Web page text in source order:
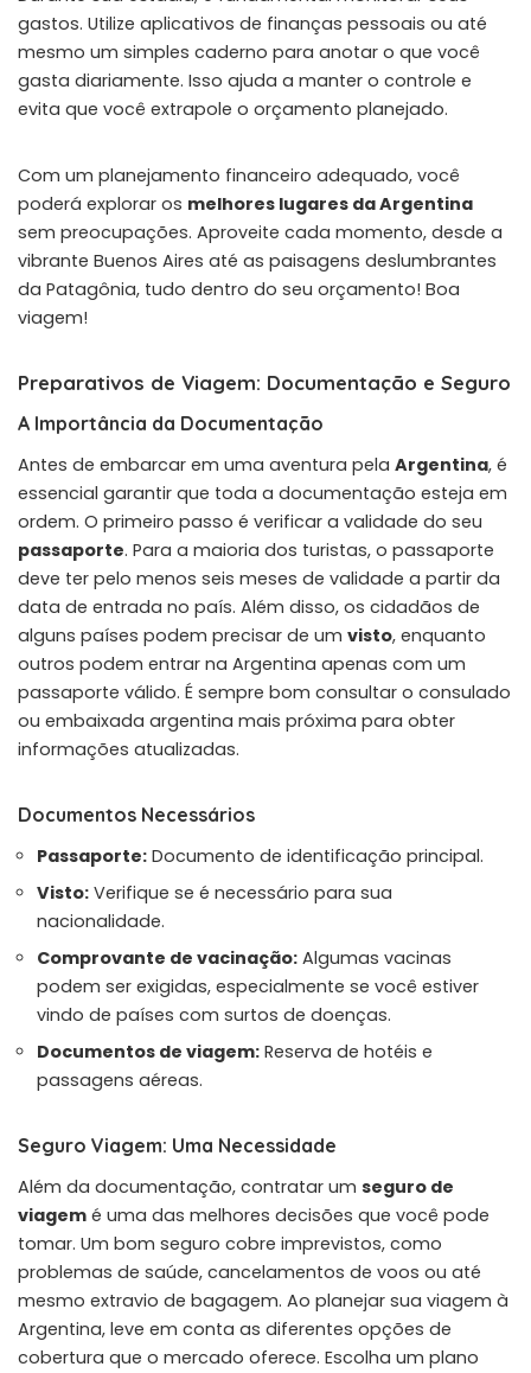
gastos. Utilize aplicativos de finanças pessoais ou até
mesmo um simples caderno para anotar o que você
gasta diariamente. Isso ajuda a manter o controle e
evita que você extrapole o orçamento planejado.
Com um planejamento financeiro adequado, você
poderá explorar os melhores lugares da Argentina
sem preocupações. Aproveite cada momento, desde a
vibrante Buenos Aires até as paisagens deslumbrantes
da Patagônia, tudo dentro do seu orçamento! Boa
viagem!
Preparativos de Viagem: Documentação e Seguro
A Importância da Documentação
Antes de embarcar em uma aventura pela Argentina, é
essencial garantir que toda a documentação esteja em
ordem. O primeiro passo é verificar a validade do seu
passaporte. Para a maioria dos turistas, o passaporte
deve ter pelo menos seis meses de validade a partir da
data de entrada no país. Além disso, os cidadãos de
alguns países podem precisar de um visto, enquanto
outros podem entrar na Argentina apenas com um
passaporte válido. É sempre bom consultar o consulado
ou embaixada argentina mais próxima para obter
informações atualizadas.
Documentos Necessários
Passaporte: Documento de identificação principal.
Visto: Verifique se é necessário para sua
nacionalidade.
Comprovante de vacinação: Algumas vacinas
podem ser exigidas, especialmente se você estiver
vindo de países com surtos de doenças.
Documentos de viagem: Reserva de hotéis e
passagens aéreas.
Seguro Viagem: Uma Necessidade
Além da documentação, contratar um seguro de
viagem é uma das melhores decisões que você pode
tomar. Um bom seguro cobre imprevistos, como
problemas de saúde, cancelamentos de voos ou até
mesmo extravio de bagagem. Ao planejar sua viagem à
Argentina, leve em conta as diferentes opções de
cobertura que o mercado oferece. Escolha um plano